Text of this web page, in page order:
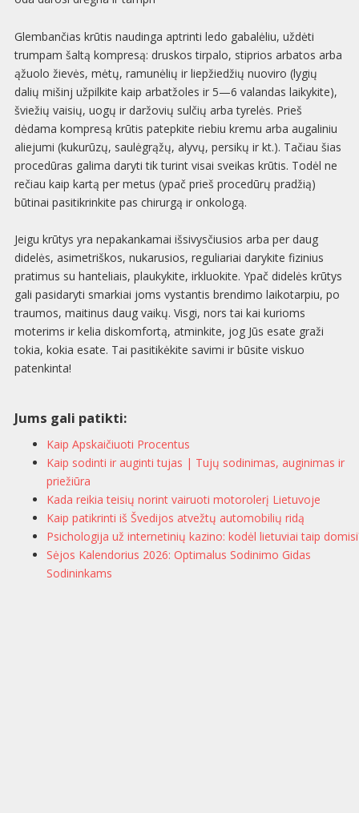
Glembančias krūtis naudinga aptrinti ledo gabalėliu, uždėti
trumpam šaltą kompresą: druskos tirpalo, stiprios arbatos arba
ąžuolo žievės, mėtų, ramunėlių ir liepžiedžių nuoviro (lygių
dalių mišinj užpilkite kaip arbatžoles ir 5—6 valandas laikykite),
šviežių vaisių, uogų ir daržovių sulčių arba tyrelės. Prieš
dėdama kompresą krūtis patepkite riebiu kremu arba augaliniu
aliejumi (kukurūzų, saulėgrąžų, alyvų, persikų ir kt.). Tačiau šias
procedūras galima daryti tik turint visai sveikas krūtis. Todėl ne
rečiau kaip kartą per metus (ypač prieš procedūrų pradžią)
būtinai pasitikrinkite pas chirurgą ir onkologą.
Jeigu krūtys yra nepakankamai išsivysčiusios arba per daug
didelės, asimetriškos, nukarusios, reguliariai darykite fizinius
pratimus su hanteliais, plaukykite, irkluokite. Ypač didelės krūtys
gali pasidaryti smarkiai joms vystantis brendimo laikotarpiu, po
traumos, maitinus daug vaikų. Visgi, nors tai kai kurioms
moterims ir kelia diskomfortą, atminkite, jog Jūs esate graži
tokia, kokia esate. Tai pasitikėkite savimi ir būsite viskuo
patenkinta!
Jums gali patikti:
Kaip Apskaičiuoti Procentus
Kaip sodinti ir auginti tujas | Tujų sodinimas, auginimas ir
priežiūra
Kada reikia teisių norint vairuoti motorolerį Lietuvoje
Kaip patikrinti iš Švedijos atvežtų automobilių ridą
Psichologija už internetinių kazino: kodėl lietuviai taip
Sėjos Kalendorius 2026: Optimalus Sodinimo Gidas
Sodininkams